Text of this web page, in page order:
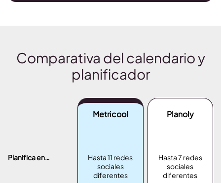
Comparativa del calendario y
planificador
Metricool Planoly
Planifica en…
Hasta 11 redes
sociales
diferentes
Hasta 7 redes
sociales
diferentes